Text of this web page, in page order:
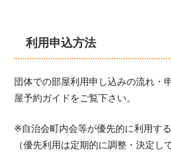
利用申込方法
団体での部屋利用申し込みの流れ
屋予約ガイドをご覧下さい。
※自治会町内会等が優先的に利用する
（優先利用は定期的に調整・決定し